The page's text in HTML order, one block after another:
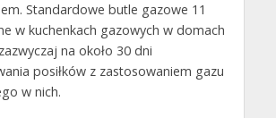
Standardowe butle gazowe 11
w kuchenkach gazowych w domach
na około 30 dni
posiłków z zastosowaniem gazu
w nich.